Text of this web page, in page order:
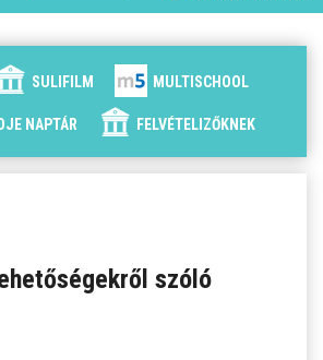
FELAJÁNLÁS
SULIFILM MULTISCHOOL
NAPTÁR FELVÉTELIZŐKNEK
szóló